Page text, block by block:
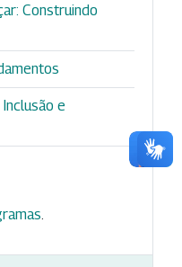
Construindo
e